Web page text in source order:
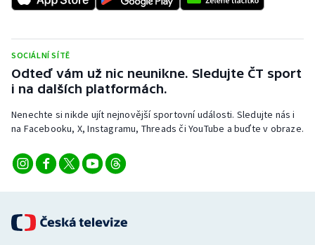
Sportovní střelba
Stolní tenis
Triatlon
Veslování
Volejbal
SOCIÁLNÍ SÍTĚ
Odteď vám už nic neunikne. Sledujte ČT sport
i na dalších platformách.
Nenechte si nikde ujít nejnovější sportovní události. Sledujte nás i
na Facebooku, X, Instagramu, Threads či YouTube a buďte v obraze.